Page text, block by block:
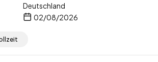
Deutschland
02/08/2026